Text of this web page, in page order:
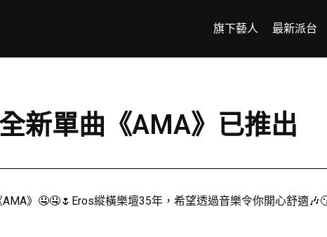
旗下藝人 最新派台
新單曲《AMA》已推出
》🤤🤤🌷Eros縱橫樂壇35年，希望透過音樂令你開心舒適